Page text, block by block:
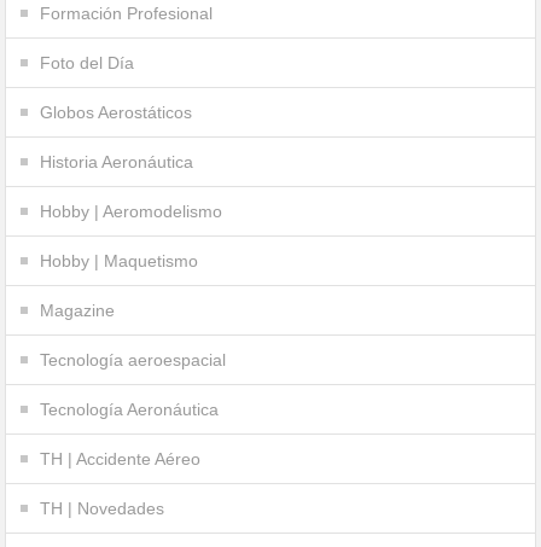
Formación Profesional
Foto del Día
Globos Aerostáticos
Historia Aeronáutica
Hobby | Aeromodelismo
Hobby | Maquetismo
Magazine
Tecnología aeroespacial
Tecnología Aeronáutica
TH | Accidente Aéreo
TH | Novedades